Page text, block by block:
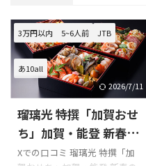
3万円以内 5~6人前 JTB
あ10all
2026/7/11
瑠璃光 特撰「加賀おせ
ち」加賀・能登 新春の
喜びの口コミをまとめ
Xでの口コミ 瑠璃光 特撰「加